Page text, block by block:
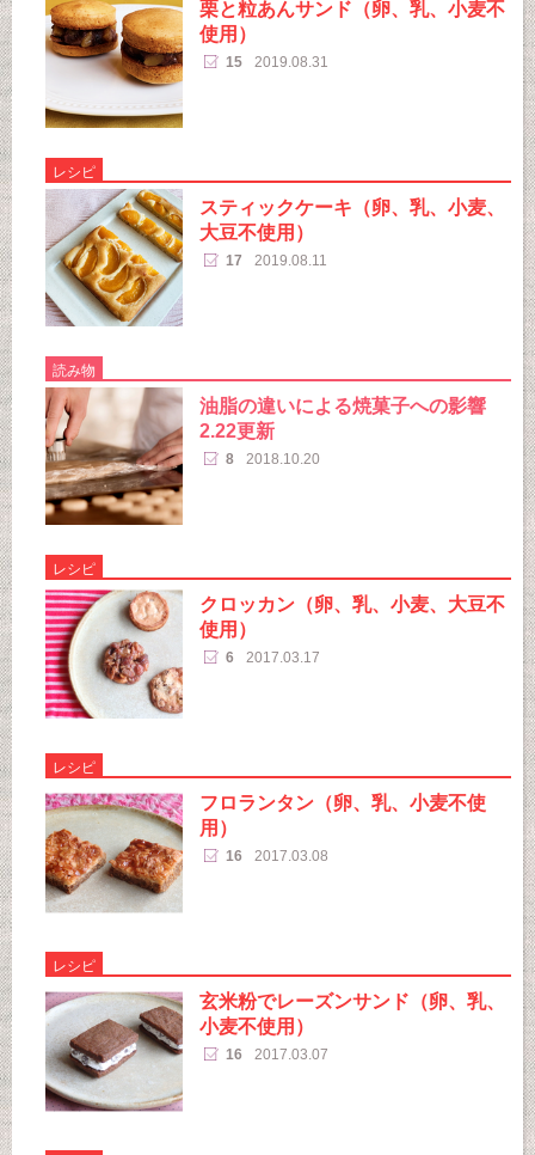
栗と粒あんサンド（卵、乳、小麦不
使用）
15 2019.08.31
レシピ
スティックケーキ（卵、乳、小麦、
大豆不使用）
17 2019.08.11
読み物
油脂の違いによる焼菓子への影響
2.22更新
8 2018.10.20
レシピ
クロッカン（卵、乳、小麦、大豆不
使用）
6 2017.03.17
レシピ
フロランタン（卵、乳、小麦不使
用）
16 2017.03.08
レシピ
玄米粉でレーズンサンド（卵、乳、
小麦不使用）
16 2017.03.07